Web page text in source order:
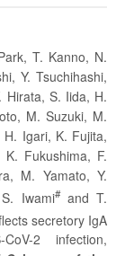
T. Kanno, N.
Y. Tsuchihashi,
Hirata, S. Iida, H.
M. Suzuki, M.
H. Igari, K. Fujita,
Fukushima, F.
M. Yamato, Y.
Iwami#and T.
secretory IgA
2 infection,